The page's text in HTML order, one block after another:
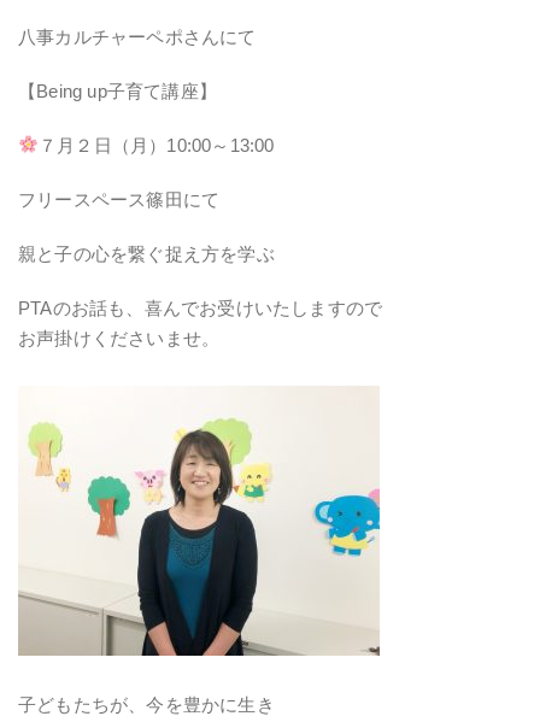
八事カルチャーペポさんにて
【Being up子育て講座】
７月２日（月）10:00～13:00
フリースペース篠田にて
親と子の心を繋ぐ捉え方を学ぶ
PTAのお話も、喜んでお受けいたしますので
お声掛けくださいませ。
子どもたちが、今を豊かに生き